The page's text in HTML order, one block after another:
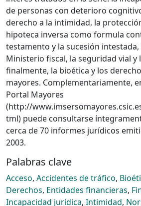
de personas con deterioro
derecho a la intimidad, la
hipoteca inversa como formula
testamento y la sucesión
Ministerio fiscal, la seguridad vial y
finalmente, la bioética y los
mayores. Complementariamente,
Portal Mayores
(http://
tml) puede consultarse
cerca de 70 informes jurídicos
2003.
Palabras clave
Acceso, Accidentes de tráfico,
Derechos, Entidades financieras,
Incapacidad jurídica, Intimidad,